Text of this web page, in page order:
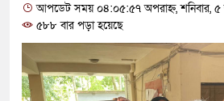
ছোট ভাই গ্রেফতার
নিয়োমিত
নবীনগরে
আপডেট সময় ০৪:০৫:৫৭ অপরাহ্ন, শনিবার,
৫৮৮ বার পড়া হয়েছে